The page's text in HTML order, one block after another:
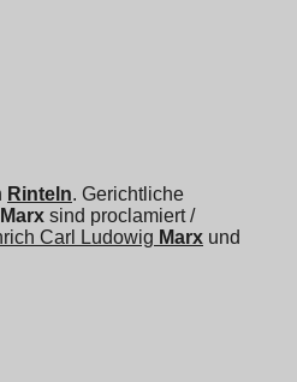
Rinteln. Gerichtliche
Marx sind proclamiert /
Carl Ludowig Marx und